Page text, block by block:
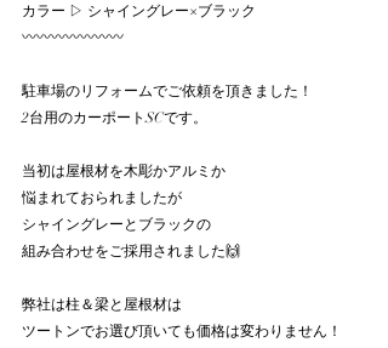
カラー ▷ シャイングレー×ブラック
〰〰〰〰〰〰〰
駐車場のリフォームでご依頼を頂きました！
2台用のカーポートSCです。
当初は屋根材を木彫かアルミか
悩まれておられましたが
シャイングレーとブラックの
組み合わせをご採用されました🙌
弊社は柱＆梁と屋根材は
ツートンでお選び頂いても価格は変わりません！